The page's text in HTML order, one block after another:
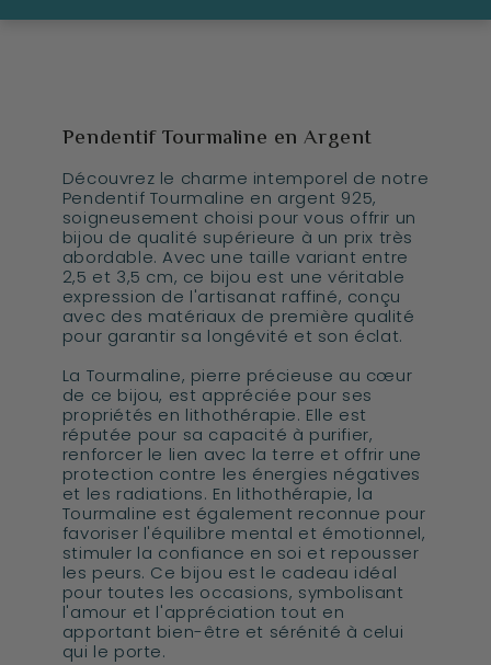
Pendentif Tourmaline en Argent
Découvrez le charme intemporel de notre
Pendentif Tourmaline en argent 925,
soigneusement choisi pour vous offrir un
bijou de qualité supérieure à un prix très
abordable. Avec une taille variant entre
2,5 et 3,5 cm, ce bijou est une véritable
expression de l'artisanat raffiné, conçu
avec des matériaux de première qualité
pour garantir sa longévité et son éclat.
La Tourmaline, pierre précieuse au cœur
de ce bijou, est appréciée pour ses
propriétés en lithothérapie. Elle est
réputée pour sa capacité à purifier,
renforcer le lien avec la terre et offrir une
protection contre les énergies négatives
et les radiations. En lithothérapie, la
Tourmaline est également reconnue pour
favoriser l'équilibre mental et émotionnel,
stimuler la confiance en soi et repousser
les peurs. Ce bijou est le cadeau idéal
pour toutes les occasions, symbolisant
l'amour et l'appréciation tout en
apportant bien-être et sérénité à celui
qui le porte.